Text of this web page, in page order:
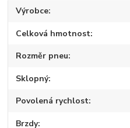
Výrobce
Celková hmotnost
Rozměr pneu
Sklopný
Povolená rychlost
Brzdy